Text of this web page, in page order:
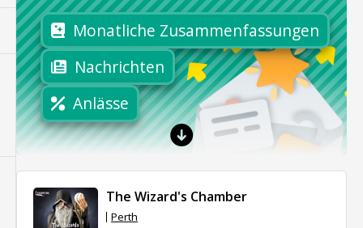
Monatliche Zusammenfassungen
Nachrichten
Anlässe
The Wizard's Chamber
Perth